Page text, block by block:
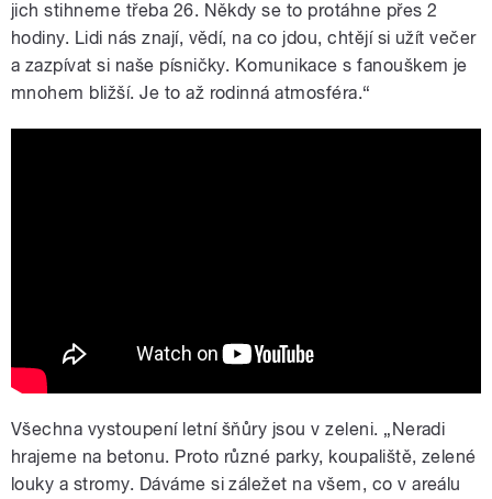
jich stihneme třeba 26. Někdy se to protáhne přes 2
hodiny. Lidi nás znají, vědí, na co jdou, chtějí si užít večer
a zazpívat si naše písničky. Komunikace s fanouškem je
mnohem bližší. Je to až rodinná atmosféra.“
Všechna vystoupení letní šňůry jsou v zeleni. „Neradi
hrajeme na betonu. Proto různé parky, koupaliště, zelené
louky a stromy. Dáváme si záležet na všem, co v areálu